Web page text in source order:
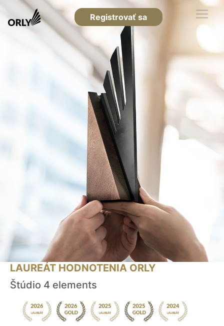
Registrovať sa
LAUREÁT HODNOTENIA ORLY
Štúdio 4 elements